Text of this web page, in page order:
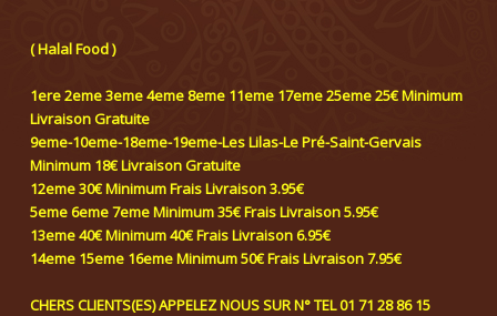
( Halal Food )
1ere 2eme 3eme 4eme 8eme 11eme 17eme 25eme 25€ Minimum
Livraison Gratuite
9eme-10eme-18eme-19eme-Les Lilas-Le Pré-Saint-Gervais
Minimum 18€ Livraison Gratuite
12eme 30€ Minimum Frais Livraison 3.95€
5eme 6eme 7eme Minimum 35€ Frais Livraison 5.95€
13eme 40€ Minimum 40€ Frais Livraison 6.95€
14eme 15eme 16eme Minimum 50€ Frais Livraison 7.95€
CHERS CLIENTS(ES) APPELEZ NOUS SUR N° TEL 01 71 28 86 15